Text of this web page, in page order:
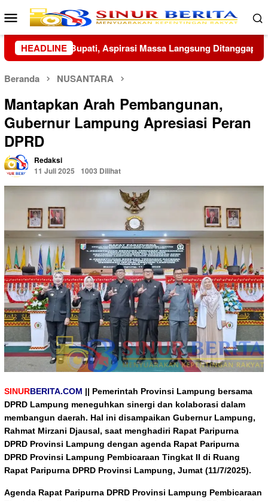
Loncat
ke
konten
Menu
Mobile
HEADLINE
Ditanggapi Wapang TNI, Menhan hingga KSAD
Beranda NUSANTARA
Mantapkan Arah Pembangunan,
Gubernur Lampung Apresiasi Peran
DPRD
Redaksi
11 Juli 2025
1003 Dilihat
SINURBERITA.COM || Pemerintah Provinsi Lampung bersama
DPRD Lampung meneguhkan sinergi dan kolaborasi dalam
membangun daerah. Hal ini disampaikan Gubernur Lampung,
Rahmat Mirzani Djausal, saat menghadiri Rapat Paripurna
DPRD Provinsi Lampung dengan agenda Rapat Paripurna
DPRD Provinsi Lampung Pembicaraan Tingkat II di Ruang
Rapat Paripurna DPRD Provinsi Lampung, Jumat (11/7/2025).
Agenda Rapat Paripurna DPRD Provinsi Lampung Pembicaraan